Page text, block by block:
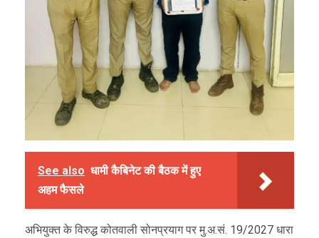
See also धामी कैबिनेट की बैठक में हुए
अहम फैसले
अभियुक्त के विरुद्ध कोतवाली सोनप्रयाग पर मु.अ.सं. 19/2027 धारा